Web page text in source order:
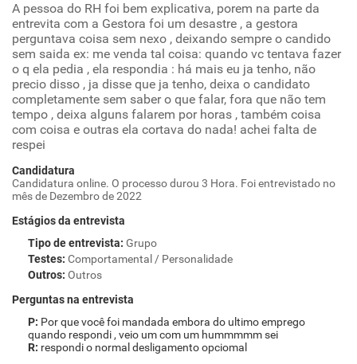
A pessoa do RH foi bem explicativa, porem na parte da
entrevita com a Gestora foi um desastre , a gestora
perguntava coisa sem nexo , deixando sempre o candido
sem saida ex: me venda tal coisa: quando vc tentava fazer
o q ela pedia , ela respondia : há mais eu ja tenho, não
precio disso , ja disse que ja tenho, deixa o candidato
completamente sem saber o que falar, fora que não tem
tempo , deixa alguns falarem por horas , também coisa
com coisa e outras ela cortava do nada! achei falta de
respei
Candidatura
Candidatura online. O processo durou 3 Hora. Foi entrevistado no
mês de Dezembro de 2022
Estágios da entrevista
Tipo de entrevista: Grupo
Testes: Comportamental / Personalidade
Outros: Outros
Perguntas na entrevista
Por que você foi mandada embora do ultimo emprego
quando respondi , veio um com um hummmmm sei
respondi o normal desligamento opciomal